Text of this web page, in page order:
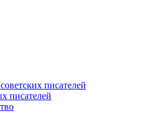
писателей
писателей